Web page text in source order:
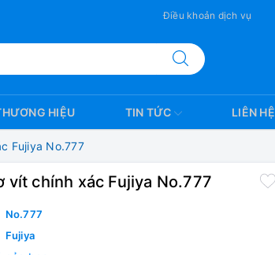
Điều khoản dịch vụ
HIỆU TIN TỨC LIÊN HỆ
Fujiya No.777
vít chính xác Fujiya No.777
No.777
Fujiya